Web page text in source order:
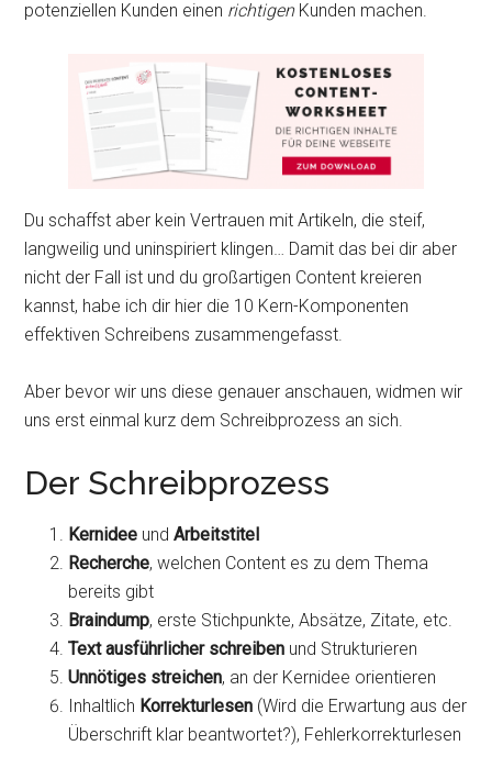
potenziellen Kunden einen richtigenKunden machen.
Du schaffst aber kein Vertrauen mit Artikeln, die steif,
langweilig und uninspiriert klingen… Damit das bei dir aber
nicht der Fall ist und du großartigen Content kreieren
kannst, habe ich dir hier die 10 Kern-Komponenten
effektiven Schreibens zusammengefasst.
Aber bevor wir uns diese genauer anschauen, widmen wir
uns erst einmal kurz dem Schreibprozess an sich.
Der Schreibprozess
Kernidee undArbeitstitel
Recherche, welchen Content es zu dem Thema
bereits gibt
Braindump, erste Stichpunkte, Absätze, Zitate, etc.
Text ausführlicher schreiben und Strukturieren
Unnötiges streichen, an der Kernidee orientieren
Inhaltlich Korrekturlesen (Wird die Erwartung aus der
Überschrift klar beantwortet?), Fehlerkorrekturlesen